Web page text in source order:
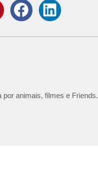
por animais, filmes e Friends.